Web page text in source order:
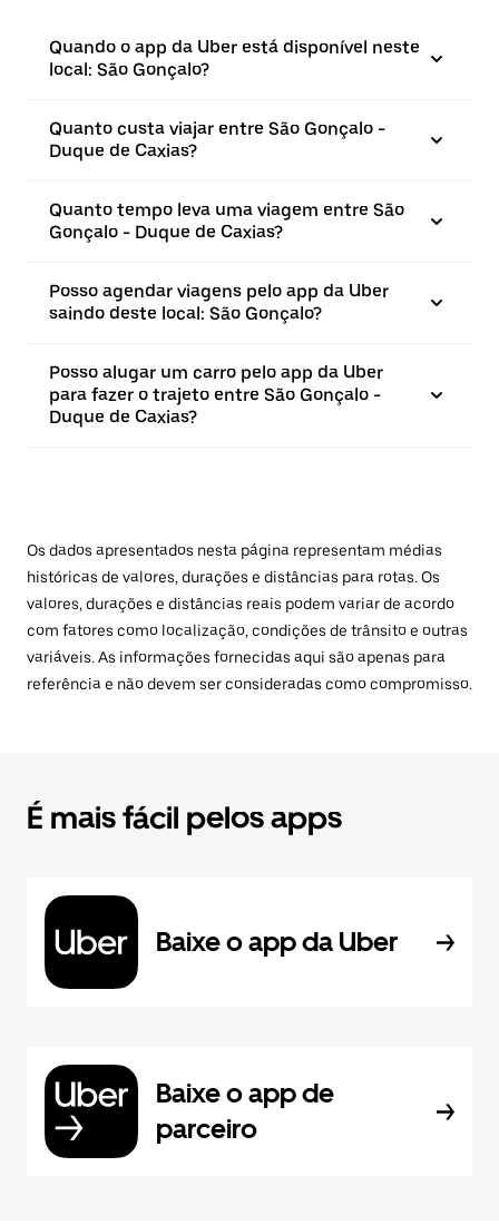
Quando o app da Uber está disponível neste
local: São Gonçalo?
Quanto custa viajar entre São Gonçalo -
Duque de Caxias?
Quanto tempo leva uma viagem entre São
Gonçalo - Duque de Caxias?
Posso agendar viagens pelo app da Uber
saindo deste local: São Gonçalo?
Posso alugar um carro pelo app da Uber
para fazer o trajeto entre São Gonçalo -
Duque de Caxias?
Os dados apresentados nesta página representam médias
históricas de valores, durações e distâncias para rotas. Os
valores, durações e distâncias reais podem variar de acordo
com fatores como localização, condições de trânsito e outras
variáveis. As informações fornecidas aqui são apenas para
referência e não devem ser consideradas como compromisso.
É mais fácil pelos apps
Baixe o app da Uber
Baixe o app de
parceiro